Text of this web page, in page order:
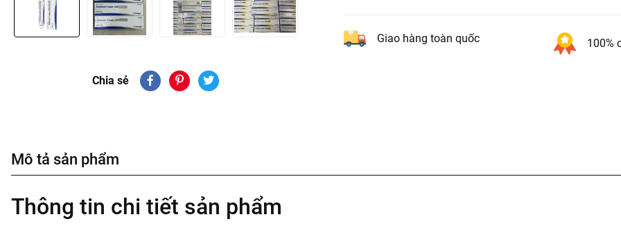
Chia sẻ
Giao hàng toàn quốc 100%
Mô tả sản phẩm
Thông tin chi tiết sản phẩm